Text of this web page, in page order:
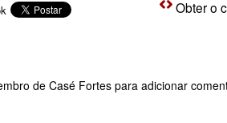
Obter o
de Casé Fortes para adicionar